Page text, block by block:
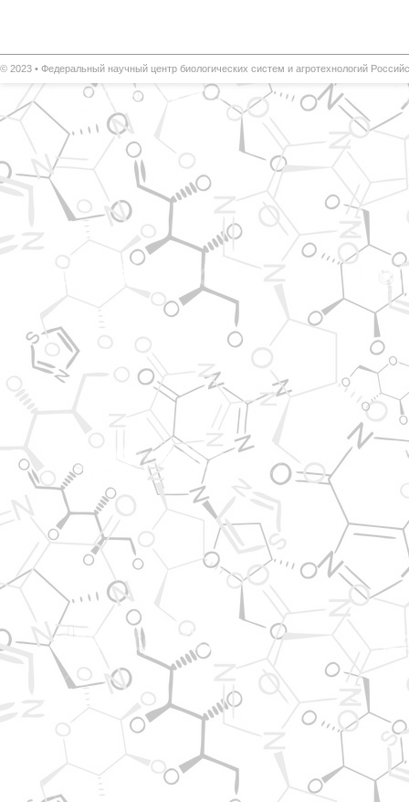
© 2023 • Федеральный научный центр биологических систем и агротехнологий